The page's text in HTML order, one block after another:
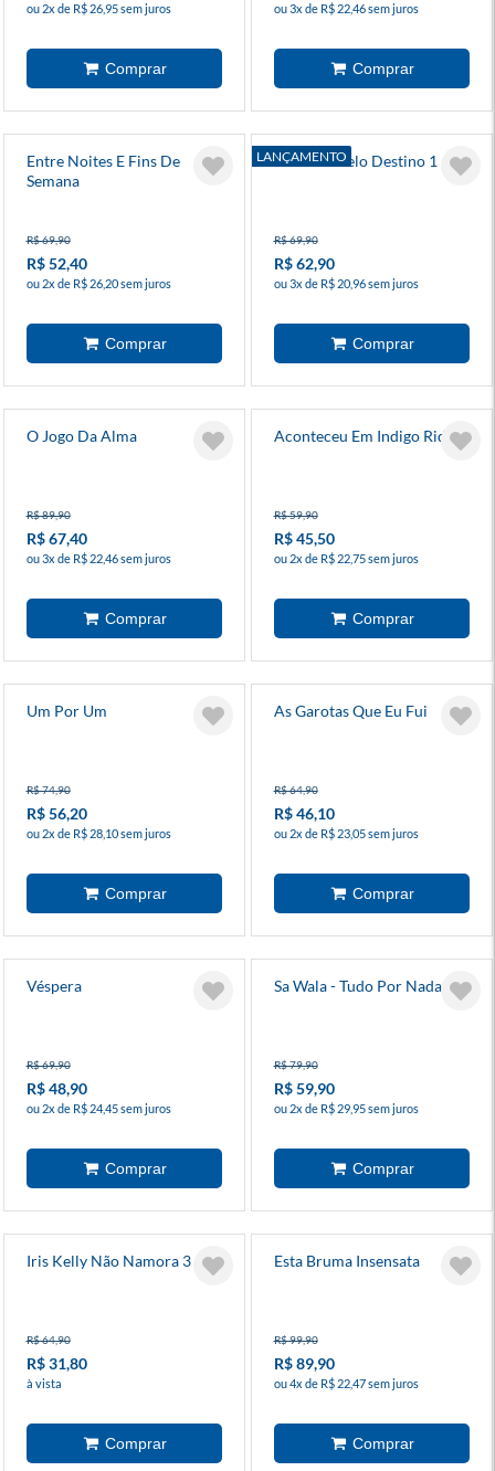
ou 2x de R$ 26,95 sem juros ou 3x de R$ 22,46 sem juros
Entre Noites E Fins De
Semana
R$ 69,90
R$ 52,40
ou 2x de R$ 26,20 sem juros
LANÇAMENTO
Atraídos Pelo Destino 1
R$ 69,90
R$ 62,90
ou 3x de R$ 20,96 sem juros
O Jogo Da Alma
R$ 89,90
R$ 67,40
ou 3x de R$ 22,46 sem juros
Aconteceu Em Indigo Ridge
R$ 59,90
R$ 45,50
ou 2x de R$ 22,75 sem juros
Um Por Um
R$ 74,90
R$ 56,20
ou 2x de R$ 28,10 sem juros
As Garotas Que Eu Fui
R$ 64,90
R$ 46,10
ou 2x de R$ 23,05 sem juros
Véspera
R$ 69,90
R$ 48,90
ou 2x de R$ 24,45 sem juros
Sa Wala - Tudo Por Nada
R$ 79,90
R$ 59,90
ou 2x de R$ 29,95 sem juros
Iris Kelly Não Namora 3
R$ 64,90
R$ 31,80
à vista
Esta Bruma Insensata
R$ 99,90
R$ 89,90
ou 4x de R$ 22,47 sem juros